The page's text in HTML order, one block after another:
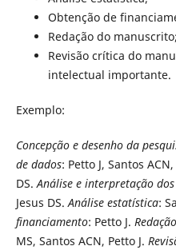
Obtenção de
Redação do manuscrito;
Revisão crí­tica do
intelectual importante.
Exemplo:
Concepção e desenho da
de dados: Petto J, Santos
DS.Análise e interpretação
Jesus DS.Análise estatí­stica:
financiamento: Petto J.
MS, Santos ACN, Petto J.